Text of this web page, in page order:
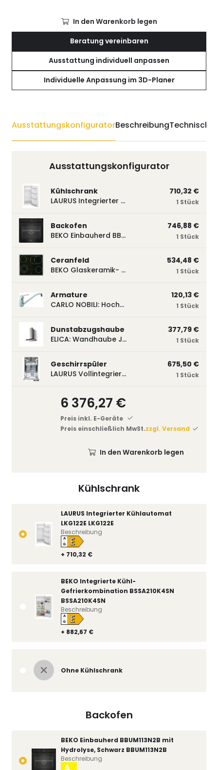
In den Warenkorb legen
Beratung vereinbaren
Ausstattung individuell anpassen
Individuelle Anpassung im 3D-Planer
AusstattungskonfiguratorBeschreibungTechnische
Kühlschrank
LAURUS Integrierter Kühlautomat
LKG122E LKG122E
+ 710,32 €
A
↑
G E
Beschreibung
BEKO Integrierte Kühl-
Gefrierkombination BSSA210K4SN
BSSA210K4SN
+ 882,67 €
A
↑
G E
Beschreibung
Ohne Kühlschrank
Backofen
BEKO Einbauherd BBUM113N2B mit
Hydrolyse, Schwarz BBUM113N2B
Beschreibung
Ausstattungskonfigurator
Kühlschrank
LAURUS Integrierter Kühlautomat LKG122E LKG122E
710,32 €
1 Stück
Backofen
BEKO Einbauherd BBUM113N2B mit Hydrolyse, Schwarz BBUM113N2B
746,88 €
1 Stück
Ceranfeld
BEKO Glaskeramik- Strahlungskochfeld EH 9641 XHN, herdgebunden EH9641XHN
534,48 €
1 Stück
Armature
CARLO NOBILI: Hochdruck- Einhebelmischbatterie Blue, Mischbatterie verchromt 17770
120,13 €
1 Stück
Dunstabzugshaube
ELICA: Wandhaube JOYE 60-A,600 mm breit Edelstahl JOYE60A
377,79 €
1 Stück
Geschirrspüler
LAURUS Vollintegrierter Geschirrspüler LSV45-3, 450 mm breit, 3 Programme LSV45-3
675,50 €
1 Stück
6 376,27 €
Preis inkl. E-Geräte
Preis einschließlich MwSt.zzgl. Versand
In den Warenkorb legen